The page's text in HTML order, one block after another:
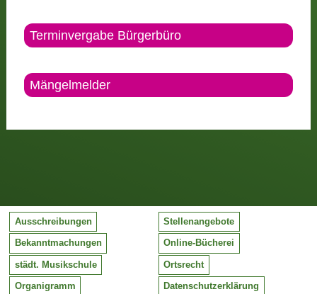
Terminvergabe Bürgerbüro
Mängelmelder
Ausschreibungen Stellenangebote
Bekanntmachungen Online-Bücherei
städt. Musikschule Ortsrecht
Organigramm Datenschutzerklärung